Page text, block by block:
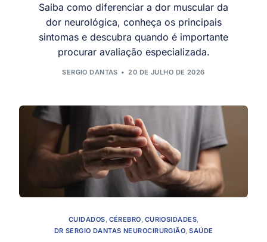
Saiba como diferenciar a dor muscular da
dor neurológica, conheça os principais
sintomas e descubra quando é importante
procurar avaliação especializada.
SERGIO DANTAS 20 DE JULHO DE 2026
CUIDADOS CÉREBRO CURIOSIDADES,
DR SERGIO DANTAS NEUROCIRURGIÃO ,SAÚDE